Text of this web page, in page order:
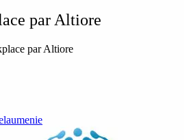
par Altiore
par Altiore